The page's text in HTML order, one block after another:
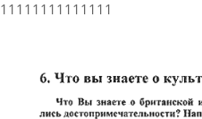
11111111111111